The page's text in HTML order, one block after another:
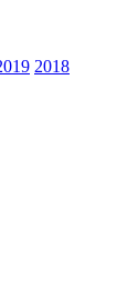
2018